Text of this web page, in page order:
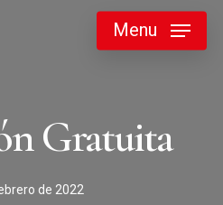
Menu
Gratuita
de 2022